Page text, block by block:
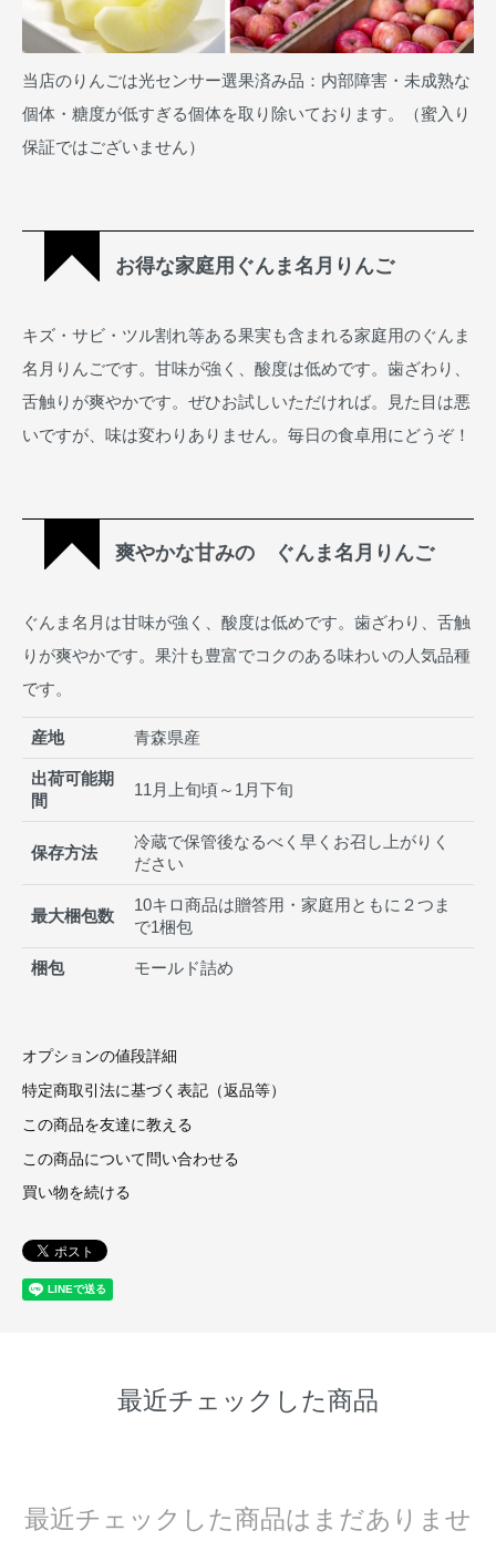
当店のりんごは光センサー選果済み品：内部障害・未成熟な
個体・糖度が低すぎる個体を取り除いております。（蜜入り
保証ではございません）
お得な家庭用ぐんま名月りんご
キズ・サビ・ツル割れ等ある果実も含まれる家庭用のぐんま
名月りんごです。甘味が強く、酸度は低めです。歯ざわり、
舌触りが爽やかです。ぜひお試しいただければ。見た目は悪
いですが、味は変わりありません。毎日の食卓用にどうぞ！
爽やかな甘みの ぐんま名月りんご
ぐんま名月は甘味が強く、酸度は低めです。歯ざわり、舌触
りが爽やかです。果汁も豊富でコクのある味わいの人気品種
です。
産地 青森県産
出荷可能期
間
11月上旬頃～1月下旬
保存方法
冷蔵で保管後なるべく早くお召し上がりく
ださい
最大梱包数
10キロ商品は贈答用・家庭用ともに２つま
で1梱包
梱包 モールド詰め
オプションの値段詳細
特定商取引法に基づく表記（返品等）
この商品を友達に教える
この商品について問い合わせる
買い物を続ける
最近チェックした商品
最近チェックした商品はまだありませ